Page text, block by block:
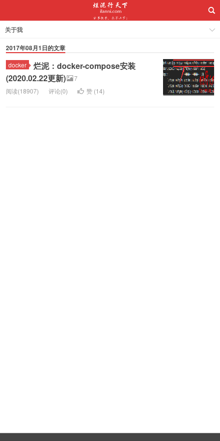
关于我
2017年08月1日的文章
docker
烂泥：docker-compose安装
(2020.02.22更新)
7
阅读(18907)
评论(0) 赞 (14)